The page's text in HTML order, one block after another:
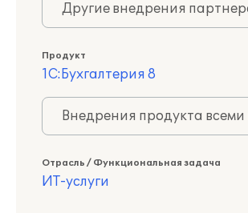
Другие внедрения
Продукт
1С:Бухгалтерия 8
Внедрения продукта
Отрасль / Функциональная задача
ИТ-услуги